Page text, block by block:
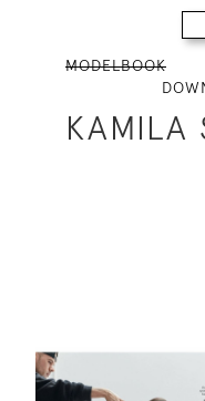
MODELBOOK
KAMILA